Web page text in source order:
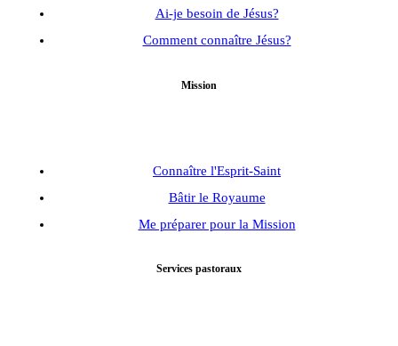
Ai-je besoin de Jésus?
Comment connaître Jésus?
Mission
Connaître l'Esprit-Saint
Bâtir le Royaume
Me préparer pour la Mission
Services pastoraux